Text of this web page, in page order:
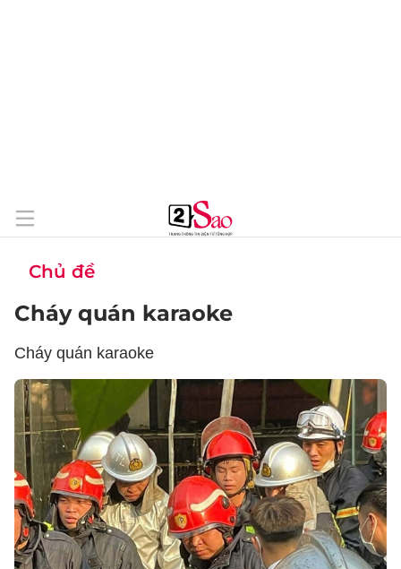
Chủ đề
Cháy quán karaoke
Cháy quán karaoke